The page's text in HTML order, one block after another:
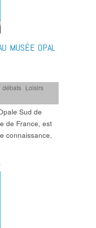
MUSÉE OPAL
débats Loisirs
Sud de
de France, est
connaissance,